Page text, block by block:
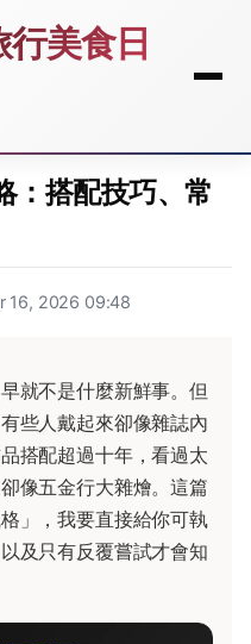
美食日
：搭配技巧、常
16, 2026 09:48
就不是什麼新鮮事。但
些人戴起來卻像雜誌內
搭配超過十年，看過太
像五金行大雜燴。這篇
」，我要直接給你可執
及只有反覆嘗試才會知